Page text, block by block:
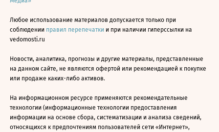
Любое использование материалов допускается только при
соблюдении правил перепечатки и при наличии гиперссылки на
vedomosti.ru
Новости, аналитика, прогнозы и другие материалы, представленные
на данном сайте, не являются офертой или рекомендацией к покупке
или продаже каких-либо активов.
На информационном ресурсе применяются рекомендательные
технологии (информационные технологии предоставления
информации на основе сбора, систематизации и анализа сведений,
относящихся к предпочтениям пользователей сети «Интернет»,